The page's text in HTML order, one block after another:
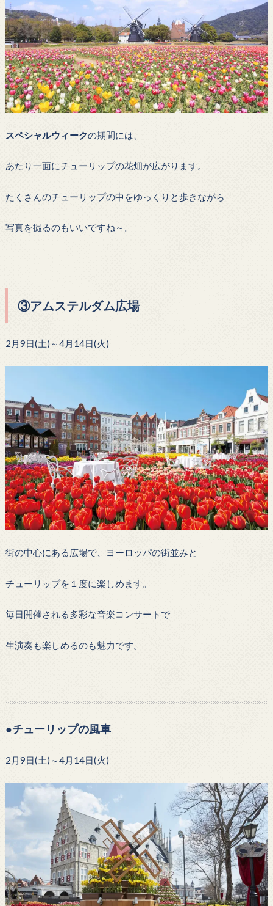
スペシャルウィークの期間には、
あたり一面にチューリップの花畑が広がります。
たくさんのチューリップの中をゆっくりと歩きながら
写真を撮るのもいいですね～。
③アムステルダム広場
2月9日(土)～4月14日(火)
街の中心にある広場で、ヨーロッパの街並みと
チューリップを１度に楽しめます。
毎日開催される多彩な音楽コンサートで
生演奏も楽しめるのも魅力です。
●チューリップの風車
2月9日(土)～4月14日(火)